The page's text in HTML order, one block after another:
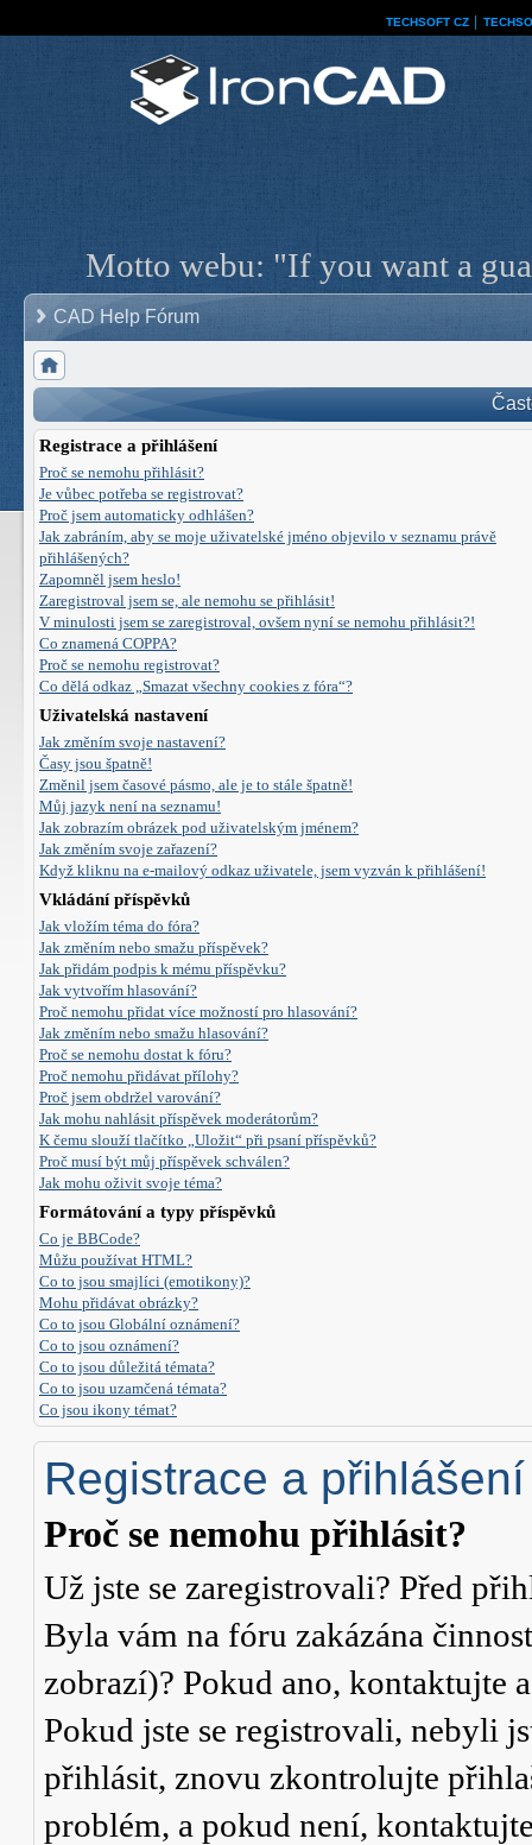
TECHSOFT CZ
Motto webu: "If you want a
CAD Help Fórum
Registrace a přihlášení
Proč se nemohu přihlásit?
Je vůbec potřeba se registrovat?
Proč jsem automaticky odhlášen?
Jak zabráním, aby se moje uživatelské jméno objevilo v seznamu právě
přihlášených?
Zapomněl jsem heslo!
Zaregistroval jsem se, ale nemohu se přihlásit!
V minulosti jsem se zaregistroval, ovšem nyní se nemohu přihlásit?!
Co znamená COPPA?
Proč se nemohu registrovat?
Co dělá odkaz „Smazat všechny cookies z fóra“?
Uživatelská nastavení
Jak změním svoje nastavení?
Časy jsou špatně!
Změnil jsem časové pásmo, ale je to stále špatně!
Můj jazyk není na seznamu!
Jak zobrazím obrázek pod uživatelským jménem?
Jak změním svoje zařazení?
Když kliknu na e-mailový odkaz uživatele, jsem vyzván k přihlášení!
Vkládání příspěvků
Jak vložím téma do fóra?
Jak změním nebo smažu příspěvek?
Jak přidám podpis k mému příspěvku?
Jak vytvořím hlasování?
Proč nemohu přidat více možností pro hlasování?
Jak změním nebo smažu hlasování?
Proč se nemohu dostat k fóru?
Proč nemohu přidávat přílohy?
Proč jsem obdržel varování?
Jak mohu nahlásit příspěvek moderátorům?
K čemu slouží tlačítko „Uložit“ při psaní příspěvků?
Proč musí být můj příspěvek schválen?
Jak mohu oživit svoje téma?
Formátování a typy příspěvků
Co je BBCode?
Můžu používat HTML?
Co to jsou smajlíci (emotikony)?
Mohu přidávat obrázky?
Co to jsou Globální oznámení?
Co to jsou oznámení?
Co to jsou důležitá témata?
Co to jsou uzamčená témata?
Co jsou ikony témat?
Registrace a přihlášení
Proč se nemohu přihlásit?
Už jste se zaregistrovali? Před
Byla vám na fóru zakázána
zobrazí)? Pokud ano, kontaktujte
Pokud jste se registrovali, nebyli
přihlásit, znovu zkontrolujte
problém, a pokud není,